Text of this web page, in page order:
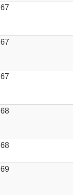
67
67
67
68
68
69